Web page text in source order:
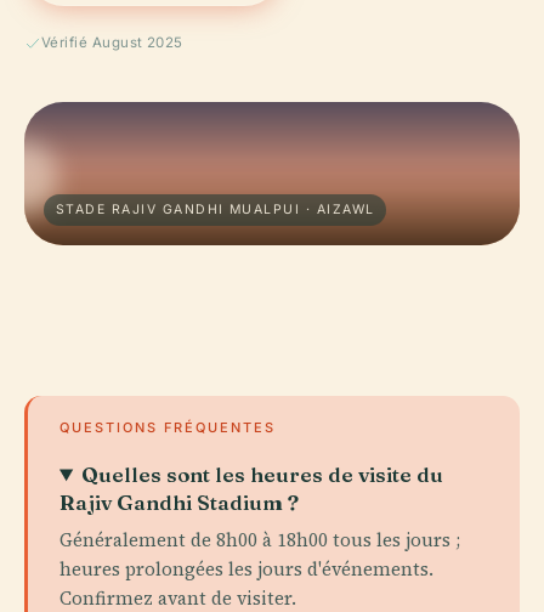
Vérifié August 2025
STADE RAJIV GANDHI MUALPUI · AIZAWL
QUESTIONS FRÉQUENTES
Quelles sont les heures de visite du
Rajiv Gandhi Stadium ?
Généralement de 8h00 à 18h00 tous les jours ;
heures prolongées les jours d'événements.
Confirmez avant de visiter.